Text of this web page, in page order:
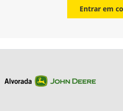
Entrar em